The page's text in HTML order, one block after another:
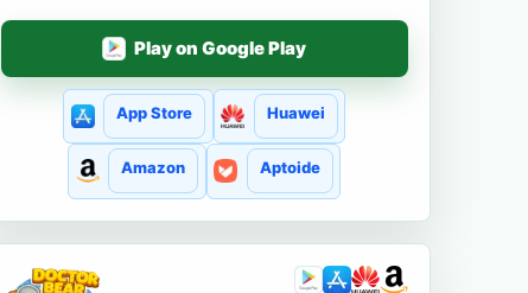
Play on Google Play
App Store Huawei
Amazon Aptoide